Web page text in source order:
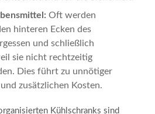
Oft werden
hinteren Ecken des
und schließlich
sie nicht rechtzeitig
Dies führt zu unnötiger
zusätzlichen Kosten.
Kühlschranks sind